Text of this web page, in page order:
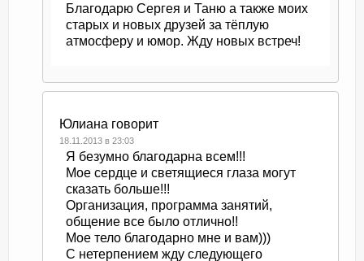
Благодарю Сергея и Таню а также моих
старых и новых друзей за тёплую
атмосферу и юмор. Жду новых встреч!
Юлиана говорит
18.11.2013 в 23:03
Я безумно благодарна всем!!!
Мое сердце и светящиеся глаза могут
сказать больше!!!
Организация, программа занятий,
общение все было отлично!!
Мое тело благодарно мне и вам)))
С нетерпением жду следующего